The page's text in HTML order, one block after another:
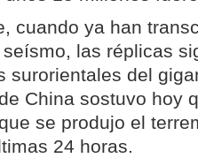
cuando ya han
las réplicas
surorientales del
China sostuvo hoy
se produjo el
24 horas.